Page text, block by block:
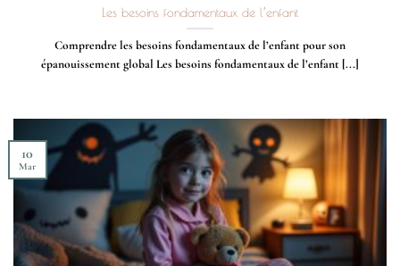
Les besoins fondamentaux de l’enfant
Comprendre les besoins fondamentaux de l’enfant pour son
épanouissement global Les besoins fondamentaux de l’enfant [...]
10
Mar